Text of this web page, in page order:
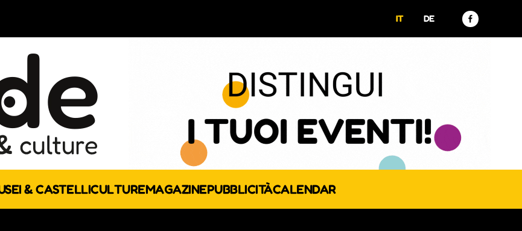
IT DE
& CASTELLICULTUREMAGAZINEPUBBLICITÀCALENDAR